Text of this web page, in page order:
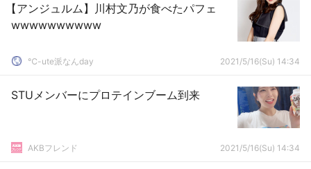
【アンジュルム】川村文乃が食べたパフェ
wwwwwwwwww
℃-ute派なんday 2021/5/16(Su) 14:34
STUメンバーにプロテインブーム到来
AKBフレンド 2021/5/16(Su) 14:34